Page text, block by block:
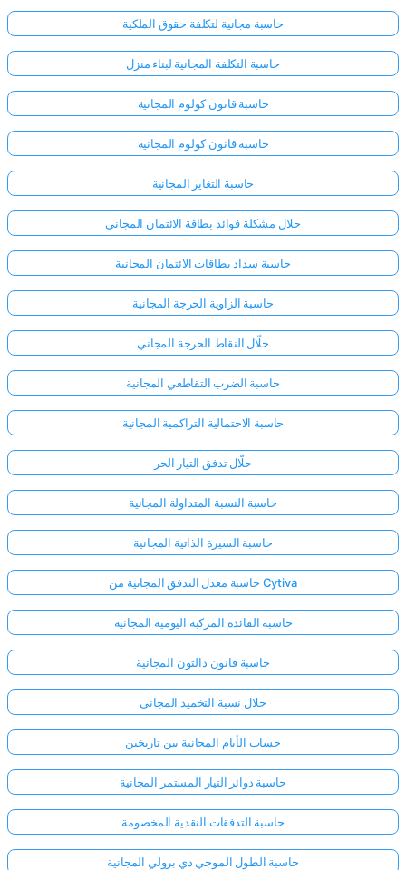
حاسبة مجانية لتكلفة حقوق الملكية
حاسبة التكلفة المجانية لبناء منزل
حاسبة قانون كولوم المجانية
حاسبة قانون كولوم المجانية
حاسبة التغاير المجانية
حلال مشكلة فوائد بطاقة الائتمان المجاني
حاسبة سداد بطاقات الائتمان المجانية
حاسبة الزاوية الحرجة المجانية
حلّال النقاط الحرجة المجاني
حاسبة الضرب التقاطعي المجانية
حاسبة الاحتمالية التراكمية المجانية
حلّال تدفق التيار الحر
حاسبة النسبة المتداولة المجانية
حاسبة السيرة الذاتية المجانية
حاسبة معدل التدفق المجانية من Cytiva
حاسبة الفائدة المركبة اليومية المجانية
حاسبة قانون دالتون المجانية
حلال نسبة التخميد المجاني
حساب الأيام المجانية بين تاريخين
حاسبة دوائر التيار المستمر المجانية
حاسبة التدفقات النقدية المخصومة
حاسبة الطول الموجي دي برولي المجانية